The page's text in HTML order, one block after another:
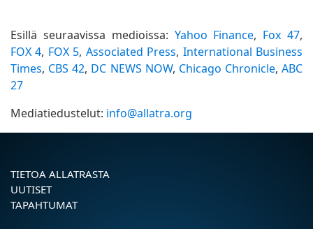
Esillä seuraavissa medioissa: Yahoo Finance, Fox 47,
FOX 4, FOX 5, Associated Press, International Business
Times, CBS 42, DC NEWS NOW, Chicago Chronicle, ABC
27
Mediatiedustelut: info@allatra.org
TIETOA ALLATRASTA
UUTISET
TAPAHTUMAT